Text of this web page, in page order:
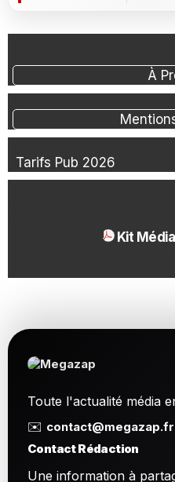
À
Tarifs Pub 2026
Kit
Toute l'actualité média
✉️ contact@megazap.fr
Contact Rédaction
Une information à